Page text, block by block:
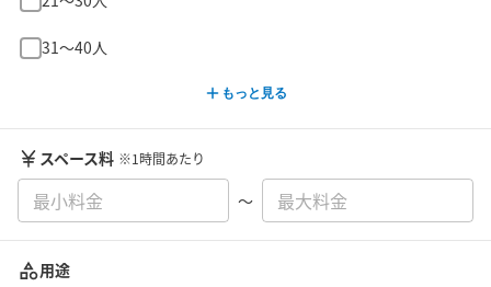
31〜40人
もっと見る
スペース料 ※1時間あたり
〜
用途